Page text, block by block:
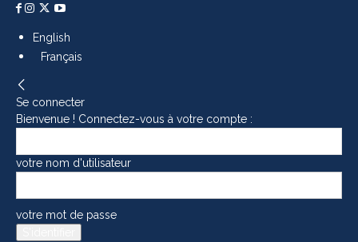
English
Français
Se connecter
Bienvenue ! Connectez-vous à votre compte :
votre nom d'utilisateur
votre mot de passe